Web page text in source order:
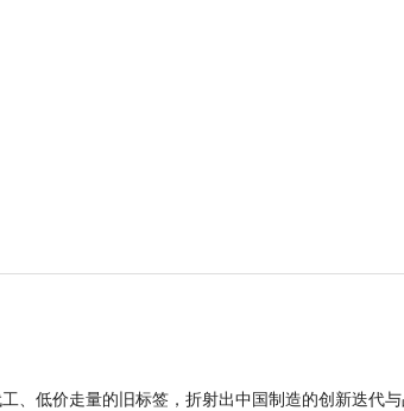
、低价走量的旧标签，折射出中国制造的创新迭代